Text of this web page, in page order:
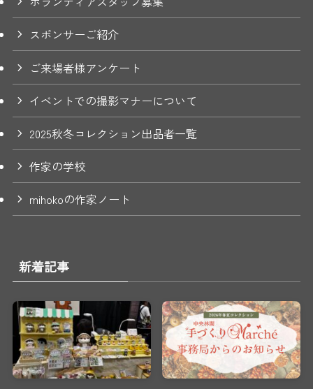
スポンサーご紹介
ご来場者様アンケート
イベントでの撮影マナーについて
2025秋冬コレクション出品者一覧
作家の学校
mihokoの作家ノート
新着記事